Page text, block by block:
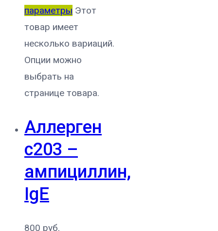
параметры Этот
товар имеет
несколько вариаций.
Опции можно
выбрать на
странице товара.
Аллерген
c203 –
ампициллин,
IgE
800 руб.